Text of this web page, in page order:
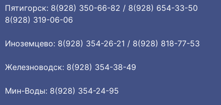
Пятигорск: 8(928) 350-66-82 / 8(928) 654-33-50
8(928) 319-06-06
Иноземцево: 8(928) 354-26-21 / 8(928) 818-77-53
Железноводск: 8(928) 354-38-49
Мин-Воды: 8(928) 354-24-95